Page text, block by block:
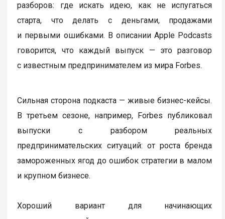
разборов: где искать идею, как не испугаться
старта, что делать с деньгами, продажами
и первыми ошибками. В описании Apple Podcasts
говорится, что каждый выпуск — это разговор
с известным предпринимателем из мира Forbes.
Сильная сторона подкаста — живые бизнес-кейсы.
В третьем сезоне, например, Forbes публиковал
выпуски с разбором реальных
предпринимательских ситуаций: от роста бренда
замороженных ягод до ошибок стратегии в малом
и крупном бизнесе.
Хороший вариант для начинающих